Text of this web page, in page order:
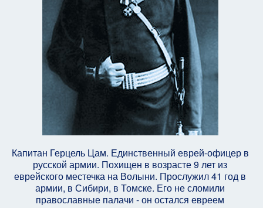
Капитан Герцель Цам. Единственный еврей-офицер в
русской армии. Похищен в возрасте 9 лет из
еврейского местечка на Волыни. Прослужил 41 год в
армии, в Сибири, в Томске. Его не сломили
православные палачи - он остался евреем